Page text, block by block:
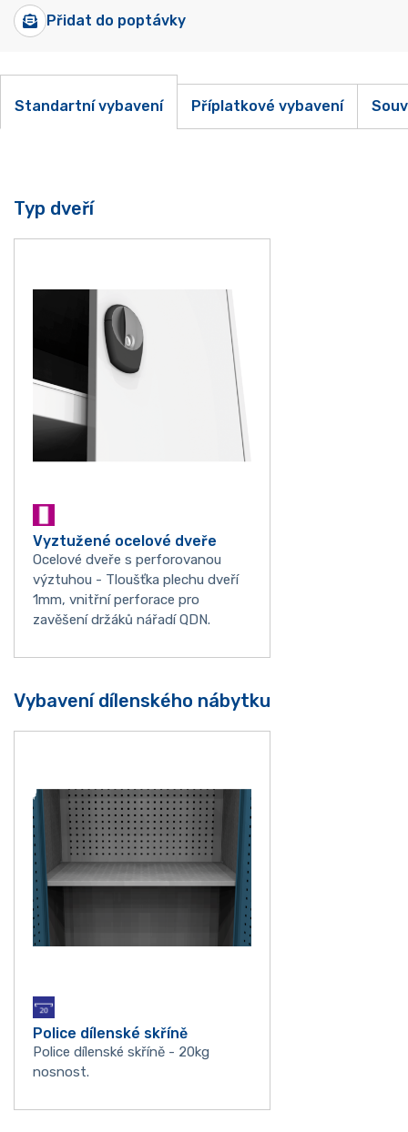
Přidat do poptávky
Standartní vybavení Příplatkové vybavení
Typ dveří
Vyztužené ocelové dveře
Ocelové dveře s perforovanou
výztuhou - Tloušťka plechu dveří
1mm, vnitřní perforace pro
zavěšení držáků nářadí QDN.
Vybavení dílenského nábytku
Police dílenské skříně
Police dílenské skříně - 20kg
nosnost.